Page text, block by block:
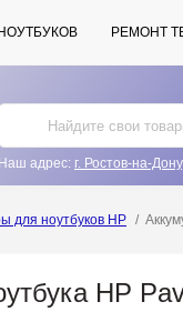
РЕМОНТ
Наш адрес: г. Ростов-на-
для ноутбуков HP
HP